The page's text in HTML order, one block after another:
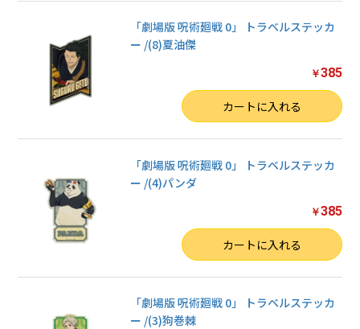
「劇場版 呪術廻戦 0」 トラベルステッカ
ー /(8)夏油傑
￥385
カートに入れる
「劇場版 呪術廻戦 0」 トラベルステッカ
ー /(4)パンダ
￥385
カートに入れる
「劇場版 呪術廻戦 0」 トラベルステッカ
ー /(3)狗巻棘